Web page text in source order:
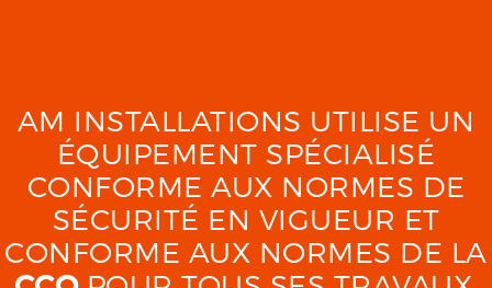
AM INSTALLATIONS UTILISE UN
ÉQUIPEMENT SPÉCIALISÉ
CONFORME AUX NORMES DE
SÉCURITÉ EN VIGUEUR ET
CONFORME AUX NORMES DE LA